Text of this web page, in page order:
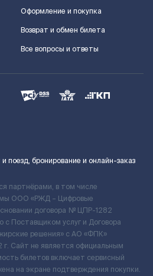
Оформление и покупка
Возврат и обмен билета
Все вопросы и ответы
бронирование и онлайн-заказ
партнёрами, в том числе
ООО «РЖД – Цифровые
договора № ЦПР-1282
Поставщиком услуг и Договора
решения» c АО «ФПК»
Сайт не является официальным
билетов включает сервисный
на экране подтверждения покупки.